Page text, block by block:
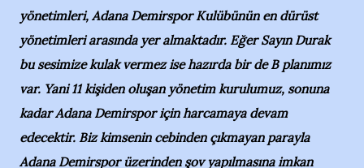
yönetimleri, Adana Demirspor Kulübünün en dürüst
yönetimleri arasında yer almaktadır. Eğer Sayın Durak
bu sesimize kulak vermez ise hazırda bir de B planımız
var. Yani 11 kişiden oluşan yönetim kurulumuz, sonuna
kadar Adana Demirspor için harcamaya devam
edecektir. Biz kimsenin cebinden çıkmayan parayla
Adana Demirspor üzerinden şov yapılmasına imkan